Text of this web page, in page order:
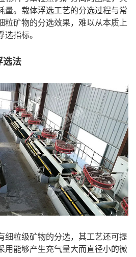
量。载体浮选工艺的分选过程与常
粒矿物的分选效果，难以从本质上
指标。
选法
细粒级矿物的分选，其工艺还可提
用能够产生充气量大而直径小的微